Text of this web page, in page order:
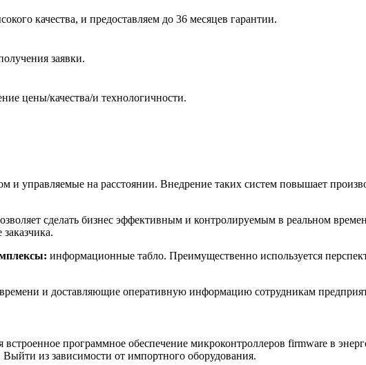
качества, и предоставляем до 36 месяцев гарантии.
заявки.
цены/качества/и технологичности.
и управляемые на расстоянии. Внедрение таких систем повышает
сделать бизнес эффективным и контролируемым в реальном
информационные табло. Преимущественно используется
и доставляющие оперативную информацию сотрудникам
встроенное программное обеспечение микроконтроллеров firmware в
из зависимости от импортного оборудования.